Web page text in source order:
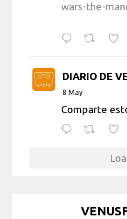
wars-the-
DIARIO DE
8 May
Comparte